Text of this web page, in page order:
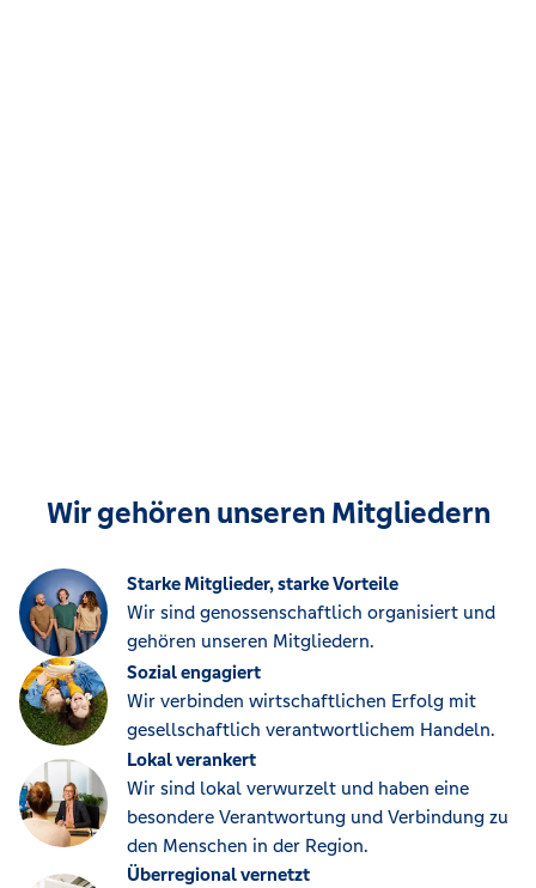
Wir gehören unseren Mitgliedern
Starke Mitglieder, starke Vorteile
Wir sind genossenschaftlich organisiert und
gehören unseren Mitgliedern.
Sozial engagiert
Wir verbinden wirtschaftlichen Erfolg mit
gesellschaftlich verantwortlichem Handeln.
Lokal verankert
Wir sind lokal verwurzelt und haben eine
besondere Verantwortung und Verbindung zu
den Menschen in der Region.
Überregional vernetzt